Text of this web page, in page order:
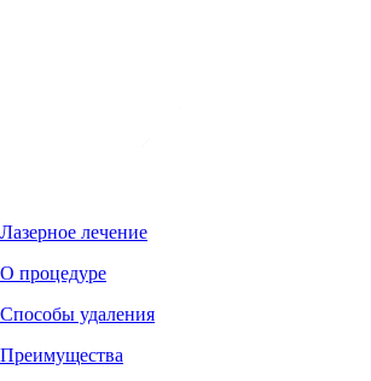
Лазерное лечение
О процедуре
Способы удаления
Преимущества